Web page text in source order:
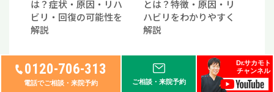
0120-706-313
電話でご相談・来院予約 ご相談・来院予約
Dr.サカモト
チャンネル
は？症状・原因・リハ
ビリ・回復の可能性を
解説
とは？特徴・原因・リ
ハビリをわかりやすく
解説